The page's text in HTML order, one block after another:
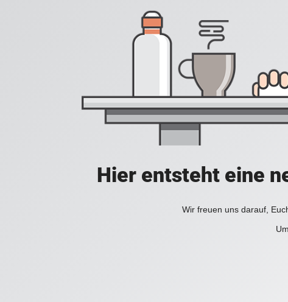
Hier entsteht eine
Wir freuen uns darauf,